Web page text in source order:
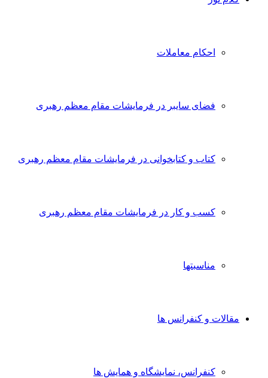
احکام معاملات
فضای سایبر در فرمایشات مقام معظم رهبری
کتاب و کتابخوانی در فرمایشات مقام معظم رهبری
کسب و کار در فرمایشات مقام معظم رهبری
مناسبتها
و کنفرانس ها
کنفرانس، نمایشگاه و همایش ها